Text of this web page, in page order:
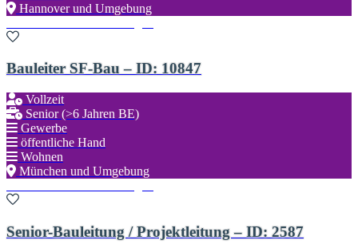
Hannover und Umgebung
Bauleiter SF-Bau – ID: 10847
Vollzeit
Senior (>6 Jahren BE)
Gewerbe
öffentliche Hand
Wohnen
München und Umgebung
Senior-Bauleitung / Projektleitung – ID: 2587